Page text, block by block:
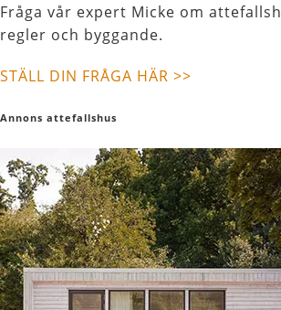
Fråga vår expert Micke om
regler och byggande.
STÄLL DIN FRÅGA HÄR >>
Annons attefallshus